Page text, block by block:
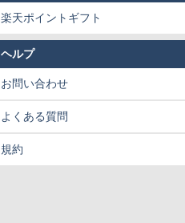
楽天ポイントギフト
ヘルプ
お問い合わせ
よくある質問
規約